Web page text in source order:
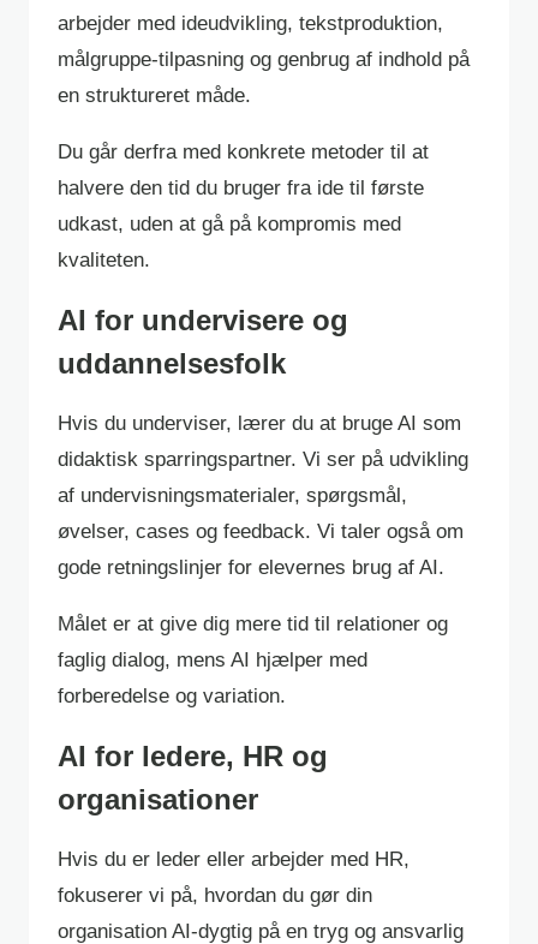
arbejder med ideudvikling, tekstproduktion,
målgruppe-tilpasning og genbrug af indhold på
en struktureret måde.
Du går derfra med konkrete metoder til at
halvere den tid du bruger fra ide til første
udkast, uden at gå på kompromis med
kvaliteten.
AI for undervisere og
uddannelsesfolk
Hvis du underviser, lærer du at bruge AI som
didaktisk sparringspartner. Vi ser på udvikling
af undervisningsmaterialer, spørgsmål,
øvelser, cases og feedback. Vi taler også om
gode retningslinjer for elevernes brug af AI.
Målet er at give dig mere tid til relationer og
faglig dialog, mens AI hjælper med
forberedelse og variation.
AI for ledere, HR og
organisationer
Hvis du er leder eller arbejder med HR,
fokuserer vi på, hvordan du gør din
organisation AI-dygtig på en tryg og ansvarlig